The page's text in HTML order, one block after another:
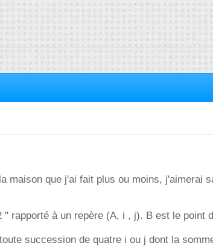
maison que j'ai fait plus ou moins, j'aimerai
" rapporté à un repère (A, i , j). B est le point
succession de quatre i ou j dont la